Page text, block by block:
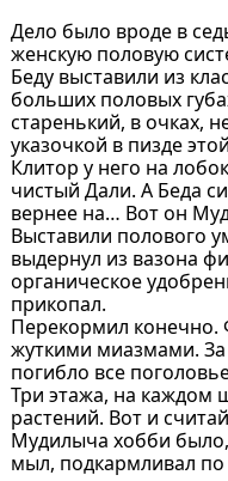
Дело было вроде в
женскую половую
Беду выставили из
больших половых
старенький, в очках,
указочкой в пизде
Клитор у него на
чистый Дали. А Беда
вернее на… Вот он
Выставили полового
выдернул из вазона
органическое
прикопал.
Перекормил конечно.
жуткими миазмами.
погибло все
Три этажа, на каждом
растений. Вот и
Мудилыча хобби
мыл, подкармливал по